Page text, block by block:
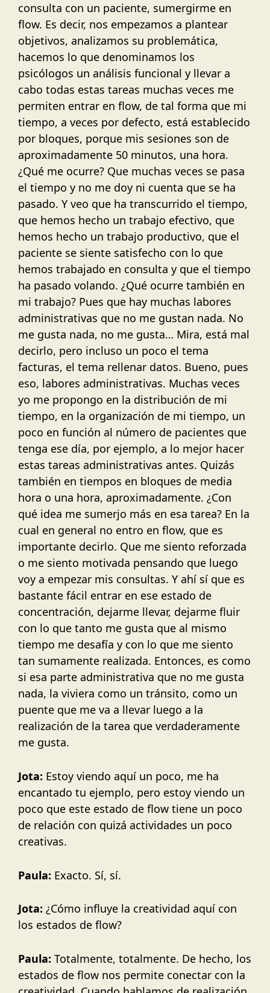
consulta con un paciente, sumergirme en
flow. Es decir, nos empezamos a plantear
objetivos, analizamos su problemática,
hacemos lo que denominamos los
psicólogos un análisis funcional y llevar a
cabo todas estas tareas muchas veces me
permiten entrar en flow, de tal forma que mi
tiempo, a veces por defecto, está establecido
por bloques, porque mis sesiones son de
aproximadamente 50 minutos, una hora.
¿Qué me ocurre? Que muchas veces se pasa
el tiempo y no me doy ni cuenta que se ha
pasado. Y veo que ha transcurrido el tiempo,
que hemos hecho un trabajo efectivo, que
hemos hecho un trabajo productivo, que el
paciente se siente satisfecho con lo que
hemos trabajado en consulta y que el tiempo
ha pasado volando. ¿Qué ocurre también en
mi trabajo? Pues que hay muchas labores
administrativas que no me gustan nada. No
me gusta nada, no me gusta… Mira, está mal
decirlo, pero incluso un poco el tema
facturas, el tema rellenar datos. Bueno, pues
eso, labores administrativas. Muchas veces
yo me propongo en la distribución de mi
tiempo, en la organización de mi tiempo, un
poco en función al número de pacientes que
tenga ese día, por ejemplo, a lo mejor hacer
estas tareas administrativas antes. Quizás
también en tiempos en bloques de media
hora o una hora, aproximadamente. ¿Con
qué idea me sumerjo más en esa tarea? En la
cual en general no entro en flow, que es
importante decirlo. Que me siento reforzada
o me siento motivada pensando que luego
voy a empezar mis consultas. Y ahí sí que es
bastante fácil entrar en ese estado de
concentración, dejarme llevar, dejarme fluir
con lo que tanto me gusta que al mismo
tiempo me desafía y con lo que me siento
tan sumamente realizada. Entonces, es como
si esa parte administrativa que no me gusta
nada, la viviera como un tránsito, como un
puente que me va a llevar luego a la
realización de la tarea que verdaderamente
me gusta.
Jota: Estoy viendo aquí un poco, me ha
encantado tu ejemplo, pero estoy viendo un
poco que este estado de flow tiene un poco
de relación con quizá actividades un poco
creativas.
Paula: Exacto. Sí, sí.
Jota: ¿Cómo influye la creatividad aquí con
los estados de flow?
Paula: Totalmente, totalmente. De hecho, los
estados de flow nos permite conectar con la